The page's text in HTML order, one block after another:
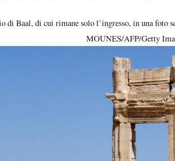
di Baal, di cui rimane solo l’ingresso, in una foto
MOUNES/AFP/Getty